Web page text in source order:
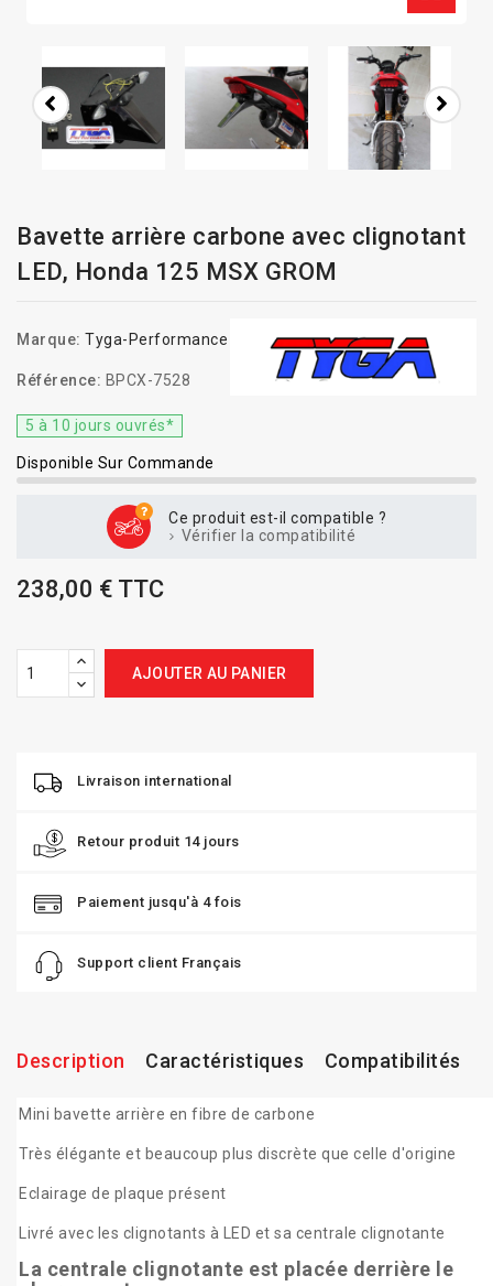
Bavette arrière carbone avec clignotant
LED, Honda 125 MSX GROM
Marque: Tyga-Performance
Référence: BPCX-7528
5 à 10 jours ouvrés*
Disponible Sur Commande
Ce produit est-il compatible ?
Vérifier la compatibilité
238,00 € TTC
AJOUTER AU PANIER
Livraison international
Retour produit 14 jours
Paiement jusqu'à 4 fois
Support client Français
Description Caractéristiques Compatibilités
Mini bavette arrière en fibre de carbone
Très élégante et beaucoup plus discrète que celle d'origine
Eclairage de plaque présent
Livré avec les clignotants à LED et sa centrale clignotante
La centrale clignotante est placée derrière le